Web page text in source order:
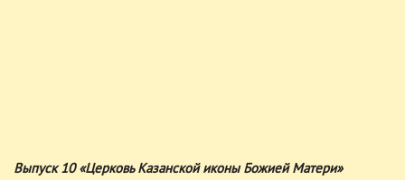
Выпуск 10 «Церковь Казанской иконы Божией Матери»